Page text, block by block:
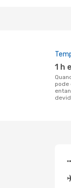
1
Quando viajares de Nice para Roma, isto
pode